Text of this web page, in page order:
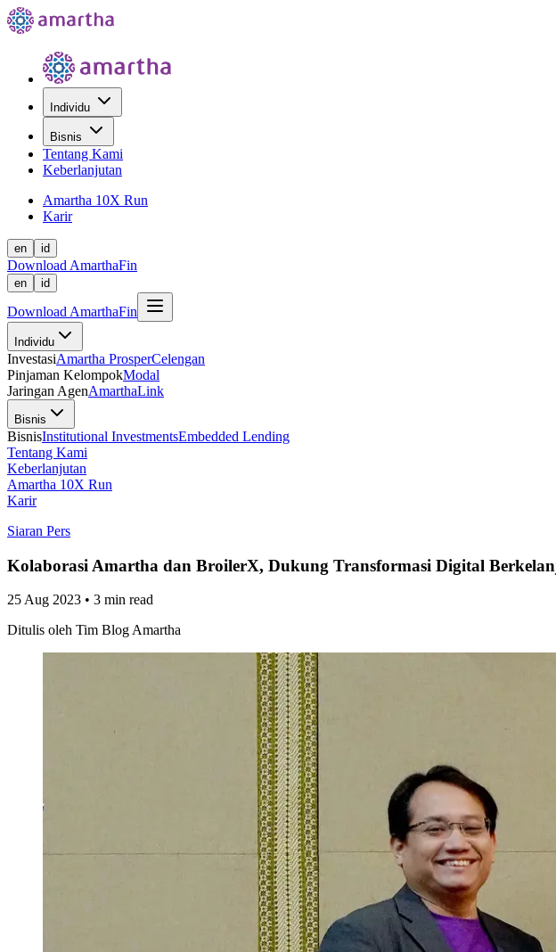
Individu
Bisnis
Tentang Kami
Keberlanjutan
Amartha 10X Run
Karir
en id
Download AmarthaFin
en id
Download AmarthaFin
Individu
InvestasiAmartha ProsperCelengan
Pinjaman KelompokModal
Jaringan AgenAmarthaLink
Bisnis
BisnisInstitutional InvestmentsEmbedded Lending
Tentang Kami
Keberlanjutan
Amartha 10X Run
Karir
Siaran Pers
Kolaborasi Amartha dan BroilerX, Dukung Transformasi Digital
25 Aug 2023 • 3 min read
Ditulis oleh Tim Blog Amartha